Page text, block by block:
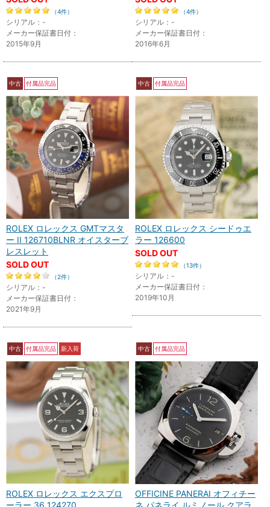
（4件）
シリアル：-
メーカー保証書日付：
2015年9月
（4件）
シリアル：-
メーカー保証書日付：
2016年6月
中古 付属品完品
ROLEX ロレックス GMTマスタ
ー II 126710BLNR オイスターブ
レスレット
SOLD OUT
（2件）
シリアル：-
メーカー保証書日付：
2021年9月
中古 付属品完品
ROLEX ロレックス シードゥエ
ラー 126600
SOLD OUT
（13件）
シリアル：-
メーカー保証書日付：
2019年10月
中古 付属品完品 新入荷
ROLEX ロレックス エクスプロ
中古 付属品完品
OFFICINE PANERAI オフィチー